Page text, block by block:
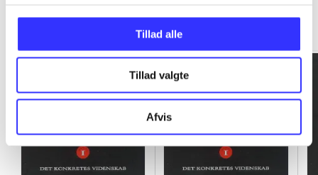
Tillad alle
Tillad valgte
Afvis
Gå til serien